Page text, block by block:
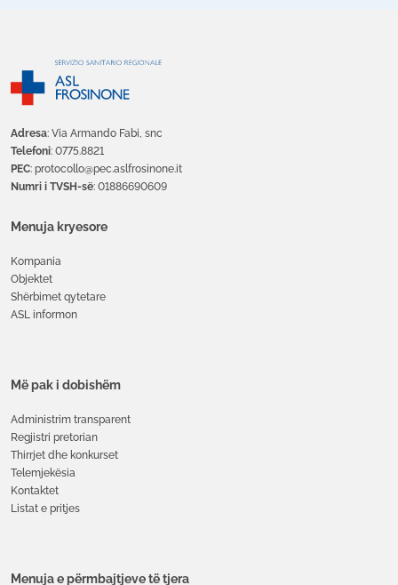
Adresa: Via Armando Fabi, snc
Telefoni: 0775.8821
PEC: protocollo@pec.aslfrosinone.it
Numri i TVSH-së: 01886690609
Menuja kryesore
Kompania
Objektet
Shërbimet qytetare
ASL informon
Më pak i dobishëm
Administrim transparent
Regjistri pretorian
Thirrjet dhe konkurset
Telemjekësia
Kontaktet
Listat e pritjes
Menuja e përmbajtjeve të tjera